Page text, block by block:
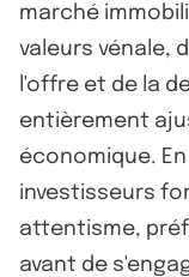
marché
valeurs vénale,
l'offre et de la
entièrement
économique.
investisseurs
attentisme,
avant de